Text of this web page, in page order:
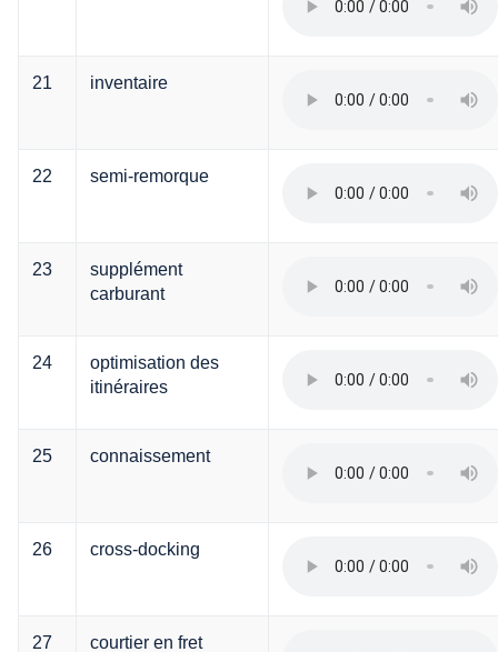
21 inventaire
22 semi-remorque
23
supplément
carburant
24
optimisation des
itinéraires
25 connaissement
26 cross-docking
27 courtier en fret